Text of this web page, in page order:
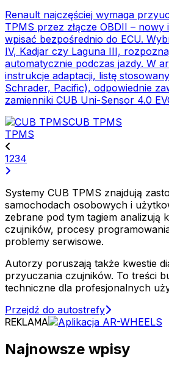
Renault najczęściej wymaga
TPMS przez złącze OBDII –
wpisać bezpośrednio do ECU.
IV, Kadjar czy Laguna III,
automatycznie podczas jazdy. W
instrukcje adaptacji, listę
Schrader, Pacific), odpowiednie
zamienniki CUB Uni-Sensor 4.0
CUB TPMS
TPMS
1234
Systemy CUB TPMS znajdują
samochodach osobowych i
zebrane pod tym tagiem analizują
czujników, procesy
problemy serwisowe.
Autorzy poruszają także kwestie
przyuczania czujników. To treści
techniczne dla profesjonalnych
Przejdź do autostrefy
REKLAMA
Najnowsze wpisy